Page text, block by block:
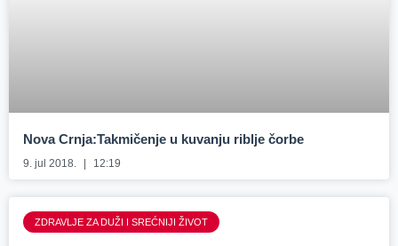
Nova Crnja:Takmičenje u kuvanju riblje čorbe
9. jul 2018. 12:19
ZDRAVLJE ZA DUŽI I SREĆNIJI ŽIVOT